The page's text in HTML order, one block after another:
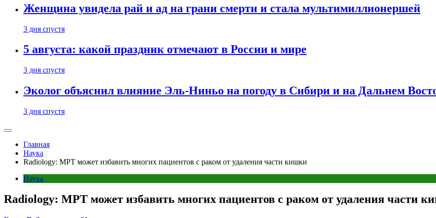
Женщина увидела рай и ад на грани смерти и стала мультимиллионершей
3 дня спустя
5 августа: какой праздник отмечают в России и мире
3 дня спустя
Эколог объяснил влияние Эль-Ниньо на погоду в Сибири и на Дальнем
3 дня спустя
Главная
Наука
Radiology: МРТ может избавить многих пациентов с раком от удаления части кишки
Наука
Radiology: МРТ может избавить многих пациентов с раком от удаления части